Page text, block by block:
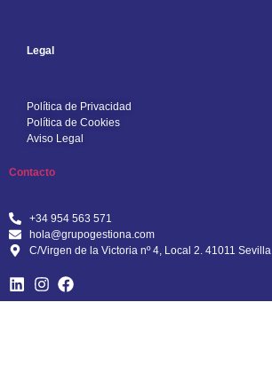
Legal
Política de Privacidad
Política de Cookies
Aviso Legal
Contacto
+34 954 563 571
hola@grupogestiona.com
C/Virgen de la Victoria nº 4, Local 2. 41011 Sevilla